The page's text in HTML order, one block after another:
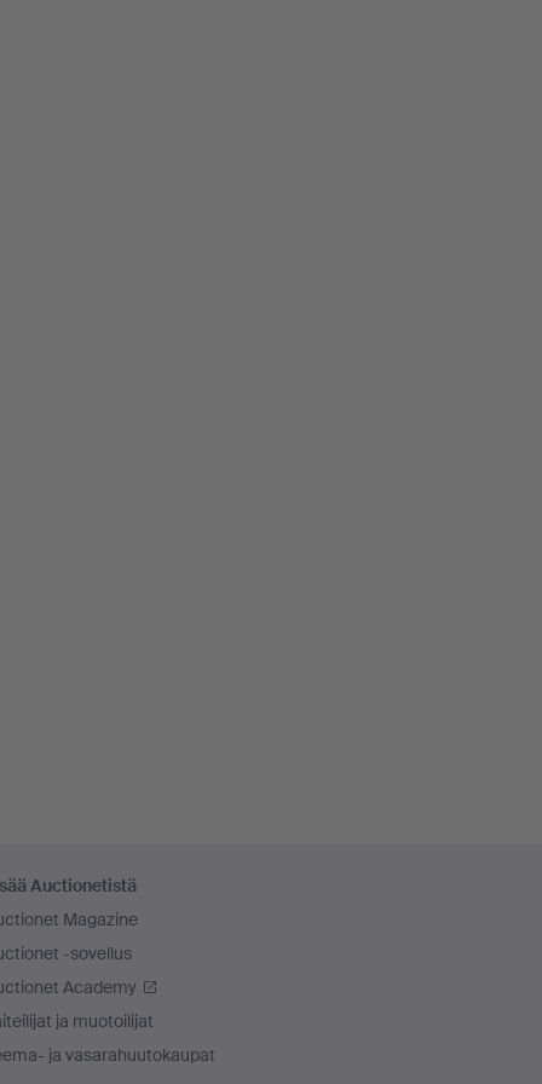
Auctionetistä
Magazine
-sovellus
Academy
ja muotoilijat
ja vasarahuutokaupat